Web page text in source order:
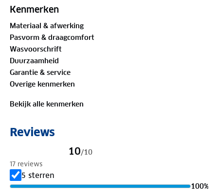
Organic Textile Standard, een wereldwijd erkende
open, geniet ervan!
Materiaal
100%biologisch katoen
Is je kleding aan vervanging toe? Lever het in bij
onze winkels. Wij geven er een nieuwe bestemming
Kenmerken
Materiaal & afwerking
Pasvorm & draagcomfort
Wasvoorschrift
Duurzaamheid
Garantie & service
Overige kenmerken
Bekijk alle kenmerken
Reviews
10/10
17 reviews
5 sterren
100%